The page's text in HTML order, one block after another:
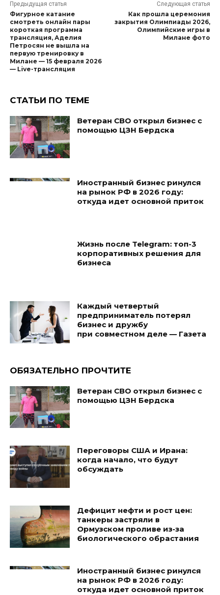
Предыдущая статья
Фигурное катание
смотреть онлайн пары
короткая программа
трансляция, Аделия
Петросян не вышла на
первую тренировку в
Милане — 15 февраля 2026
— Live-трансляция
Следующая статья
Как прошла церемония
закрытия Олимпиады 2026,
Олимпийские игры в
Милане фото
СТАТЬИ ПО ТЕМЕ
Ветеран СВО открыл бизнес с
помощью ЦЗН Бердска
Иностранный бизнес ринулся
на рынок РФ в 2026 году:
откуда идет основной приток
Жизнь после Telegram: топ-3
корпоративных решения для
бизнеса
Каждый четвертый
предприниматель потерял
бизнес и дружбу
при совместном деле — Газета
ОБЯЗАТЕЛЬНО ПРОЧТИТЕ
Ветеран СВО открыл бизнес с
помощью ЦЗН Бердска
Переговоры США и Ирана:
когда начало, что будут
обсуждать
Дефицит нефти и рост цен:
танкеры застряли в
Ормузском проливе из-за
биологического обрастания
Иностранный бизнес ринулся
на рынок РФ в 2026 году:
откуда идет основной приток